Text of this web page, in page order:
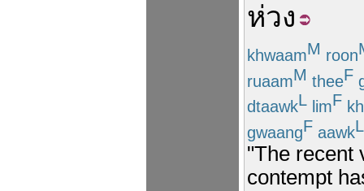
ห่วง
khwaamM roon
ruaamM theeF
dtaawkL limF
gwaangF aawkL
"The recent
contempt